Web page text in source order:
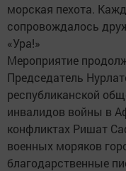
морская пехота.
сопровождалось
«Ура!»
Мероприятие
Председатель
республиканской
инвалидов войны в
конфликтах Ришат
военных моряков
благодарственные